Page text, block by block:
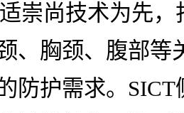
崇尚技术为先
、胸颈、腹部等
防护需求。